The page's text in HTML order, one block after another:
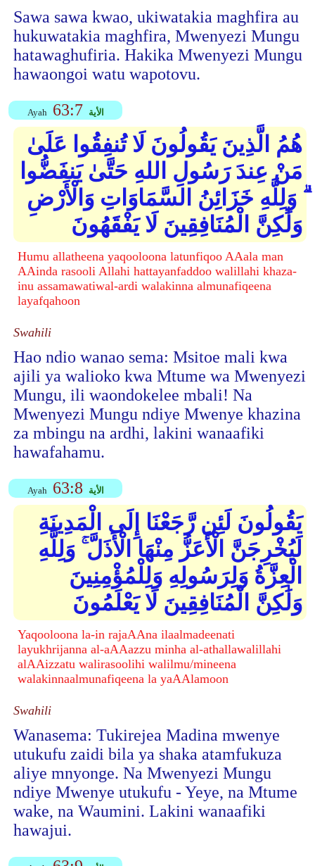
Sawa sawa kwao, ukiwatakia maghfira au
hukuwatakia maghfira, Mwenyezi Mungu
hatawaghufiria. Hakika Mwenyezi Mungu
hawaongoi watu wapotovu.
Ayah 63:7 الأية
هُمُ الَّذِينَ يَقُولُونَ لَا تُنفِقُوا عَلَىٰ
مَنْ عِندَ رَسُولِ اللهِ حَتَّىٰ يَنفَضُّوا
ۗ وَلِلَّهِ خَزَائِنُ السَّمَاوَاتِ وَالْأَرْضِ
وَلَٰكِنَّ الْمُنَافِقِينَ لَا يَفْقَهُونَ
Humu allatheena yaqooloona latunfiqoo AAala man
AAinda rasooli Allahi hattayanfaddoo walillahi khaza-
inu assamawatiwal-ardi walakinna almunafiqeena
layafqahoon
Swahili
Hao ndio wanao sema: Msitoe mali kwa
ajili ya walioko kwa Mtume wa Mwenyezi
Mungu, ili waondokelee mbali! Na
Mwenyezi Mungu ndiye Mwenye khazina
za mbingu na ardhi, lakini wanaafiki
hawafahamu.
Ayah 63:8 الأية
يَقُولُونَ لَئِن رَّجَعْنَا إِلَى الْمَدِينَةِ
لَيُخْرِجَنَّ الْأَعَزُّ مِنْهَا الْأَذَلَّ ۚ وَلِلَّهِ
الْعِزَّةُ وَلِرَسُولِهِ وَلِلْمُؤْمِنِينَ
وَلَٰكِنَّ الْمُنَافِقِينَ لَا يَعْلَمُونَ
Yaqooloona la-in rajaAAna ilaalmadeenati
layukhrijanna al-aAAazzu minha al-athallawalillahi
alAAizzatu walirasoolihi walilmu/mineena
walakinnaalmunafiqeena la yaAAlamoon
Swahili
Wanasema: Tukirejea Madina mwenye
utukufu zaidi bila ya shaka atamfukuza
aliye mnyonge. Na Mwenyezi Mungu
ndiye Mwenye utukufu - Yeye, na Mtume
wake, na Waumini. Lakini wanaafiki
hawajui.